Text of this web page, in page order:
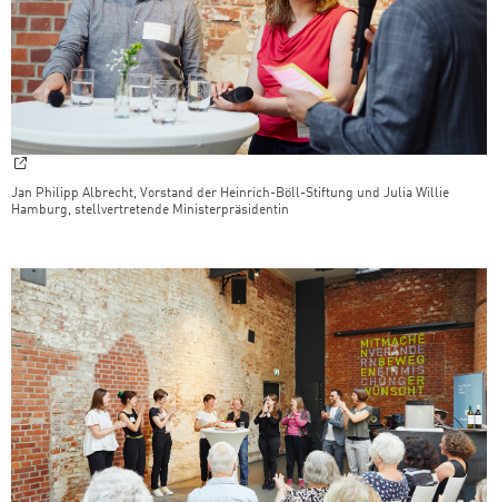
Jan Philipp Albrecht, Vorstand der Heinrich-Böll-Stiftung und Julia Willie
Hamburg, stellvertretende Ministerpräsidentin